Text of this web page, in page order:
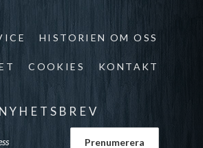
HISTORIEN OM OSS
COOKIES KONTAKT
NYHETSBREV